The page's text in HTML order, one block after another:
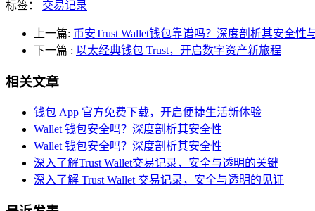
标签： 交易记录
上一篇: 币安Trust Wallet钱包靠谱吗？深度剖析其安全性
下一篇 : 以太经典钱包 Trust，开启数字资产新旅程
相关文章
钱包 App 官方免费下载，开启便捷生活新体验
Wallet 钱包安全吗？深度剖析其安全性
Wallet 钱包安全吗？深度剖析其安全性
深入了解Trust Wallet交易记录，安全与透明的关键
深入了解 Trust Wallet 交易记录，安全与透明的见证